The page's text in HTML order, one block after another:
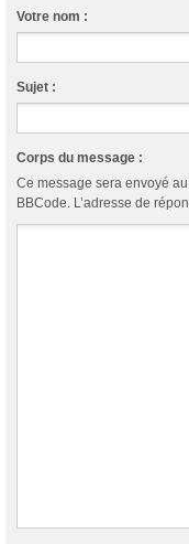
Votre nom :
Sujet :
Corps du message :
Ce message sera envoyé
BBCode. L’adresse de